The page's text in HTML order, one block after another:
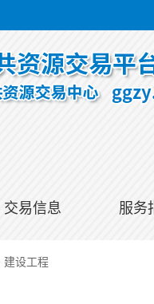
交易信息 服务
建设工程